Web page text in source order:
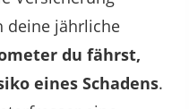
deine jährliche
du fährst,
eines Schadens.